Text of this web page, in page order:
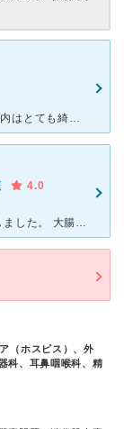
先日、大腸ポリープ切除の為入院をしました。院内はとても綺麗で、受付まで迎えに来てくれたスタッフの方も、とても 感じが良く丁寧に入院案内をして頂きました。術後の経過観察では数回ドクターが足を運んでいた
4.0
会社の健康診断で引かかり 恵祐会で大腸カメラしました。 大腸カメラは眠ったまま出来る方法と通常があります。 眠ったままする方は当日車の運転が出来ません 主人が選んだのは眠ったまま楽な方
（ホスピス）、外
科、耳鼻咽喉科、精